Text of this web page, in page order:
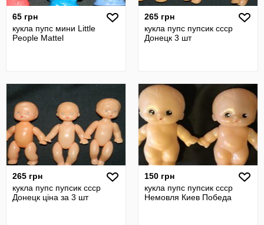
65 грн
кукла пупс мини Little
People Mattel
265 грн
кукла пупс пупсик ссср
Донецк 3 шт
265 грн
кукла пупс пупсик ссср
Донецк ціна за 3 шт
150 грн
кукла пупс пупсик ссср
Немовля Киев Победа